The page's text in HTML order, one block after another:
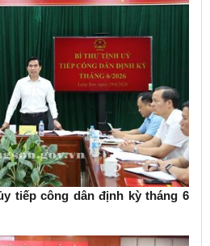
tiếp công dân định kỳ tháng 6